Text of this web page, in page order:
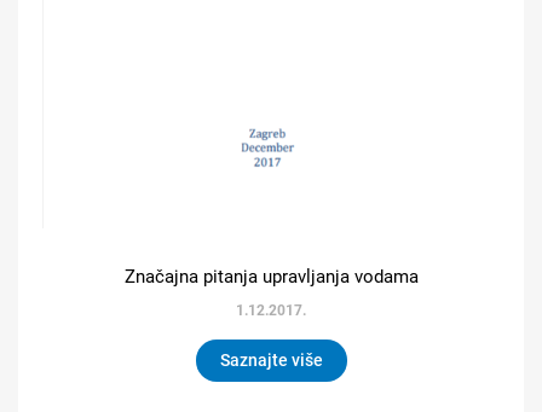
Značajna pitanja upravljanja vodama
1.12.2017.
Saznajte više